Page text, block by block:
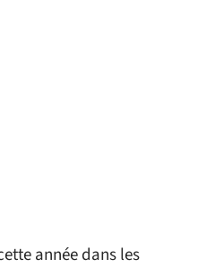
année dans les